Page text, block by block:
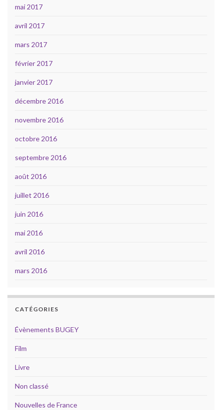
mai 2017
avril 2017
mars 2017
février 2017
janvier 2017
décembre 2016
novembre 2016
octobre 2016
septembre 2016
août 2016
juillet 2016
juin 2016
mai 2016
avril 2016
mars 2016
CATÉGORIES
Évènements BUGEY
Film
Livre
Non classé
Nouvelles de France